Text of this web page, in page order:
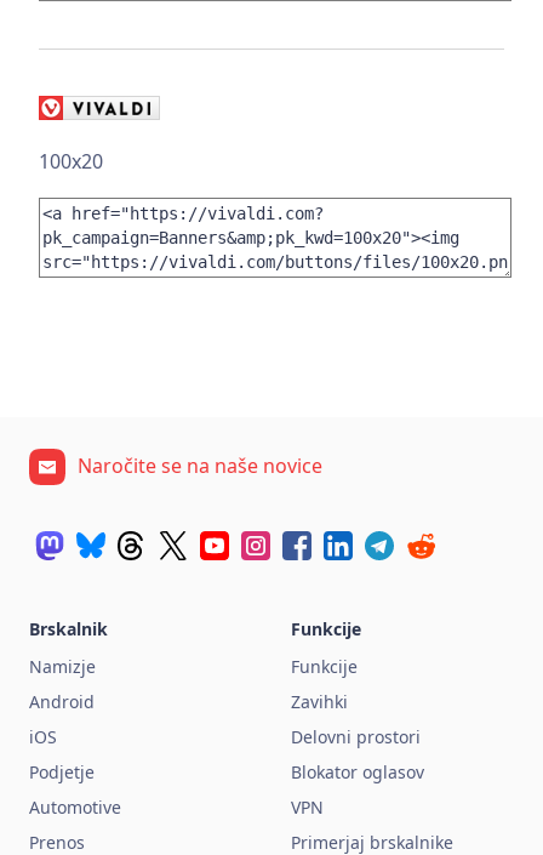
100x20
Naročite se na naše novice
Brskalnik
Namizje
Android
iOS
Podjetje
Automotive
Prenos
Funkcije
Funkcije
Zavihki
Delovni prostori
Blokator oglasov
VPN
Primerjaj brskalnike